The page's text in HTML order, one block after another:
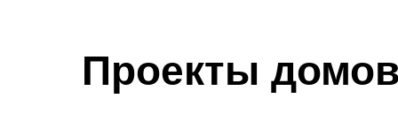
Проекты